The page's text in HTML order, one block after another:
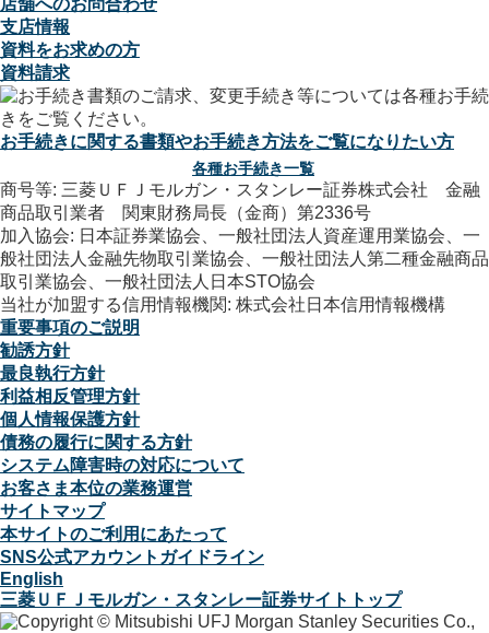
店舗へのお問合わせ
支店情報
資料をお求めの方
資料請求
お手続きに関する書類やお手続き方法をご覧になりたい方
各種お手続き一覧
商号等: 三菱ＵＦＪモルガン・スタンレー証券株式会社 金融
商品取引業者 関東財務局長（金商）第2336号
加入協会: 日本証券業協会、一般社団法人資産運用業協会、一
般社団法人金融先物取引業協会、一般社団法人第二種金融商品
取引業協会、一般社団法人日本STO協会
当社が加盟する信用情報機関: 株式会社日本信用情報機構
重要事項のご説明
勧誘方針
最良執行方針
利益相反管理方針
個人情報保護方針
債務の履行に関する方針
システム障害時の対応について
お客さま本位の業務運営
サイトマップ
本サイトのご利用にあたって
SNS公式アカウントガイドライン
English
三菱ＵＦＪモルガン・スタンレー証券サイトトップ